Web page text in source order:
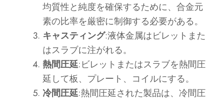
均質性と純度を確保するために、合金元
素の比率を厳密に制御する必要がある。
キャスティング:液体金属はビレットまた
はスラブに注がれる。
熱間圧延:ビレットまたはスラブを熱間圧
延して板、プレート、コイルにする。
冷間圧延:熱間圧延された製品は、冷間圧